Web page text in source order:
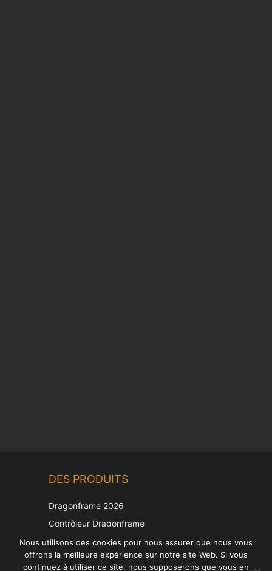
DES PRODUITS
Dragonframe 2026
Contrôleur Dragonframe
DDMX-512
DMC-32
Nous utilisons des cookies pour nous assurer que nous vous
offrons la meilleure expérience sur notre site Web. Si vous
continuez à utiliser ce site, nous supposerons que vous en
German
Spanish